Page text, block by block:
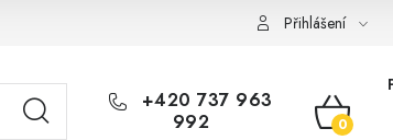
Přihlášení
+420 737 963
992